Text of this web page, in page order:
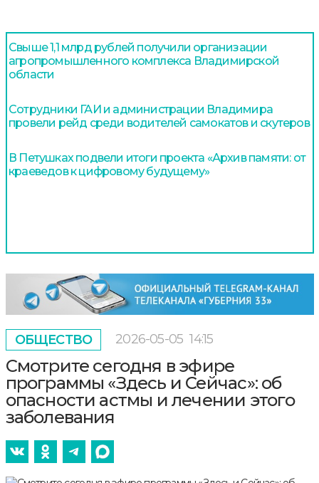
Свыше 1,1 млрд рублей получили организации
агропромышленного комплекса Владимирской
области
Сотрудники ГАИ и администрации Владимира
провели рейд среди водителей самокатов и скутеров
В Петушках подвели итоги проекта «Архив памяти: от
краеведов к цифровому будущему»
ОБЩЕСТВО 2026-05-05 14:15
Смотрите сегодня в эфире
программы «Здесь и Сейчас»: об
опасности астмы и лечении этого
заболевания